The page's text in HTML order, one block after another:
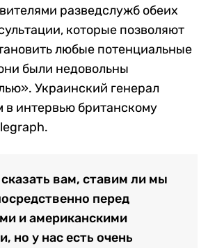
разведслужб обеих
которые позволяют
любые потенциальные
были недовольны
Украинский генерал
в интервью британскому
вам, ставим ли мы
перед
и американскими
но у нас есть очень